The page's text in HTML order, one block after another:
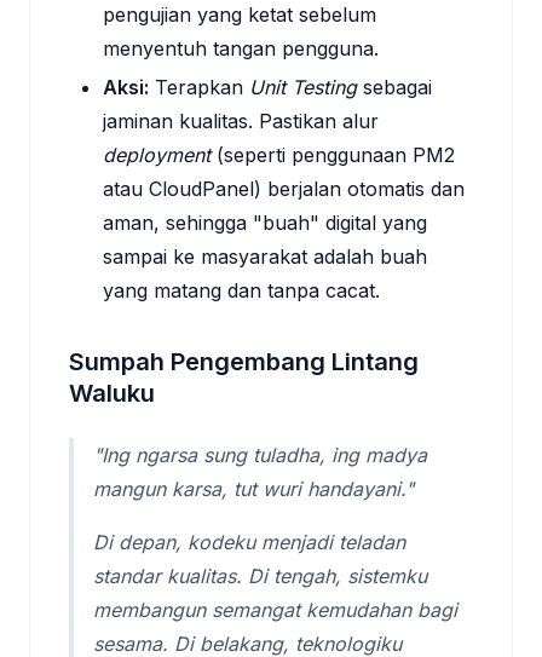
pengujian yang ketat sebelum
menyentuh tangan pengguna.
Aksi: Terapkan Unit Testingsebagai
jaminan kualitas. Pastikan alur
deployment(seperti penggunaan PM2
atau CloudPanel) berjalan otomatis dan
aman, sehingga "buah" digital yang
sampai ke masyarakat adalah buah
yang matang dan tanpa cacat.
Sumpah Pengembang Lintang
Waluku
"Ing ngarsa sung tuladha, ing madya
mangun karsa, tut wuri handayani."
Di depan, kodeku menjadi teladan
standar kualitas. Di tengah, sistemku
membangun semangat kemudahan bagi
sesama. Di belakang, teknologiku